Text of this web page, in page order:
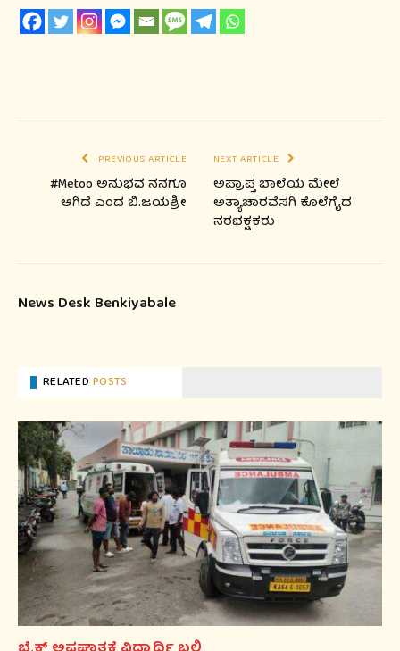
PREVIOUS ARTICLE
#Metoo ಅನುಭವ ನನಗೂ
ಆಗಿದೆ ಎಂದ ಬಿ.ಜಯಶ್ರೀ
NEXT ARTICLE
ಅಪ್ರಾಪ್ತ ಬಾಲೆಯ ಮೇಲೆ
ಅತ್ಯಾಚಾರವೆಸಗಿ ಕೊಲೆಗೈದ
ನರಭಕ್ಷಕರು
News Desk Benkiyabale
RELATEDPOSTS